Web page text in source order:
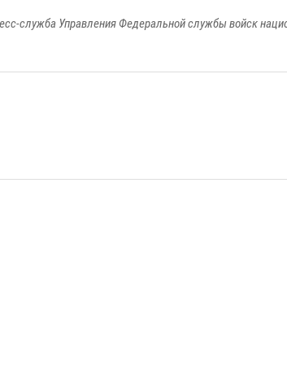
служба Управления Федеральной службы войск